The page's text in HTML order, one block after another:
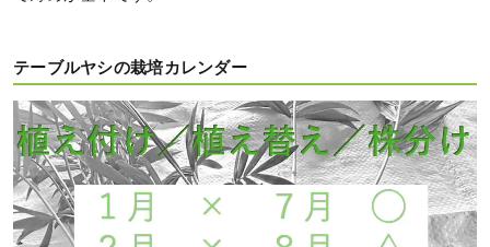
テーブルヤシの栽培カレンダー